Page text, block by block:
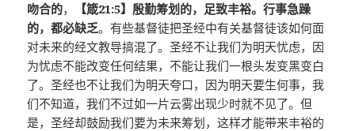
吻合的，
【箴21:5】殷勤筹划的，足致丰裕。行事急躁
的，都必缺乏。有些基督徒把圣经中有关基督徒该如何面
对未来的经文教导搞混了。圣经不让我们为明天忧虑，因
为忧虑不能改变任何结果，不能让我们一根头发变黑变白
了。圣经也不让我们为明天夸口，因为明天要生何事，我
们不知道，我们不过如一片云雾出现少时就不见了。但
是，圣经却鼓励我们要为未来筹划，这样才能带来丰裕的